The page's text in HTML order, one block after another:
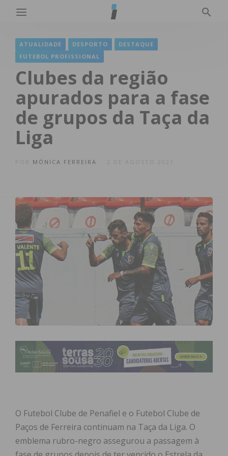
ATUALIDADE DESPORTO
DESTAQUE
FUTEBOL PROFISSIONAL
Clubes da região
apurados para a fase
de grupos da Taça da
Liga
MÓNICA FERREIRA 2 DE AGOSTO 2021
O Futebol Clube de Penafiel e o Futebol Clube de
Paços de Ferreira continuam na Taça da Liga. O
emblema rubro-negro assegurou a passagem à